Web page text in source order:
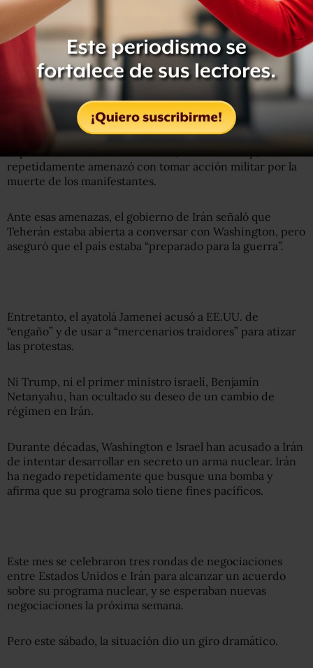
En las protestas antigubernamentales, que alcanzaron un
nivel nunca visto en los 47 años de historia de la
República Islámica, murieron miles de personas por la
represión de las fuerzas de seguridad.
El presidente de Estados Unidos, Donald Trump,
repetidamente amenazó con tomar acción militar por la
muerte de los manifestantes.
Ante esas amenazas, el gobierno de Irán señaló que
Teherán estaba abierta a conversar con Washington, pero
aseguró que el país estaba “preparado para la guerra”.
Entretanto, el ayatolá Jamenei acusó a EE.UU. de
“engaño” y de usar a “mercenarios traidores” para atizar
las protestas.
Ni Trump, ni el primer ministro israelí, Benjamín
Netanyahu, han ocultado su deseo de un cambio de
régimen en Irán.
Durante décadas, Washington e Israel han acusado a Irán
de intentar desarrollar en secreto un arma nuclear. Irán
ha negado repetidamente que busque una bomba y
afirma que su programa solo tiene fines pacíficos.
Este mes se celebraron tres rondas de negociaciones
entre Estados Unidos e Irán para alcanzar un acuerdo
sobre su programa nuclear, y se esperaban nuevas
negociaciones la próxima semana.
Pero este sábado, la situación dio un giro dramático.